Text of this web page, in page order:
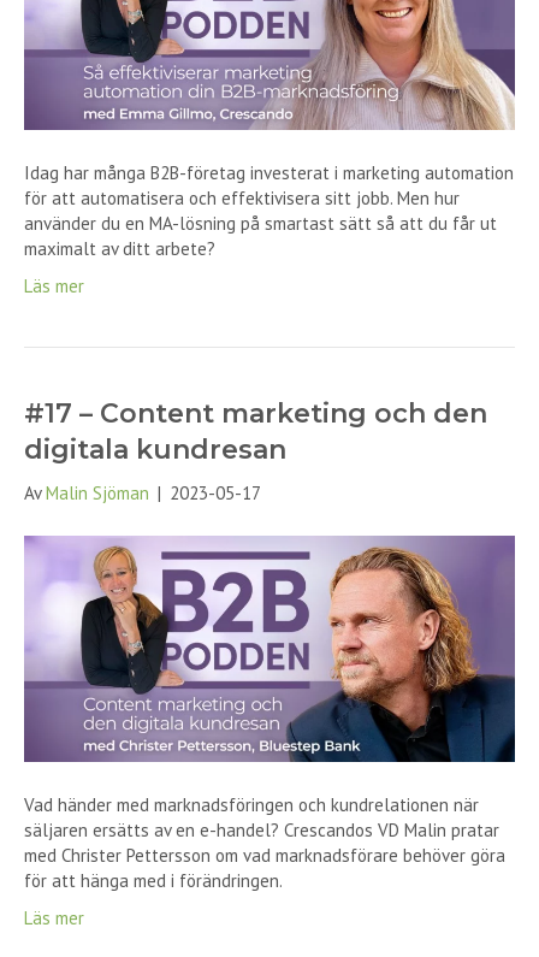
Idag har många B2B-företag investerat i marketing automation
för att automatisera och effektivisera sitt jobb. Men hur
använder du en MA-lösning på smartast sätt så att du får ut
maximalt av ditt arbete?
Läs mer
#17 – Content marketing och den
digitala kundresan
AvMalin Sjöman | 2023-05-17
Vad händer med marknadsföringen och kundrelationen när
säljaren ersätts av en e-handel? Crescandos VD Malin pratar
med Christer Pettersson om vad marknadsförare behöver göra
för att hänga med i förändringen.
Läs mer